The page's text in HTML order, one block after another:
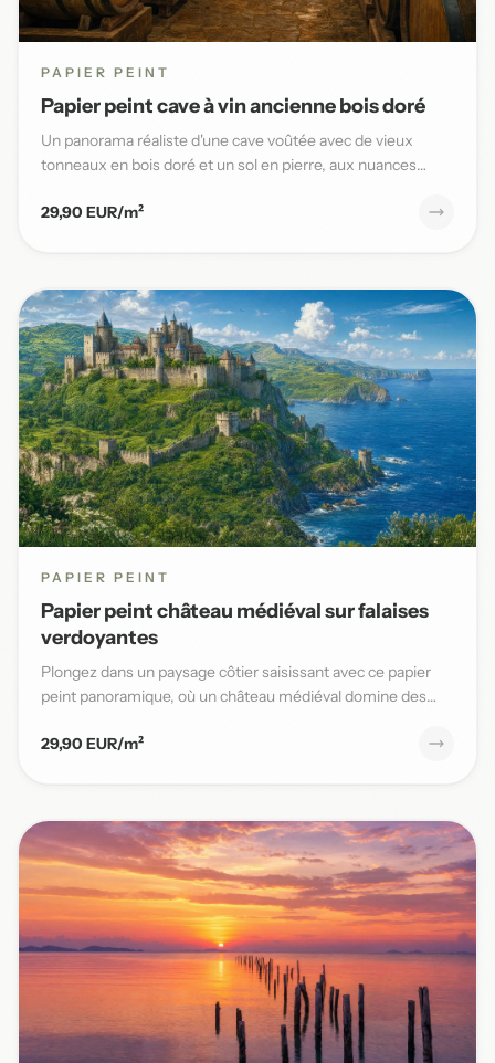
PAPIER PEINT
Papier peint cave à vin ancienne bois doré
Un panorama réaliste d'une cave voûtée avec de vieux
tonneaux en bois doré et un sol en pierre, aux nuances
29,90 EUR/m²
PAPIER PEINT
Papier peint château médiéval sur falaises
verdoyantes
Plongez dans un paysage côtier saisissant avec ce papier
peint panoramique, où un château médiéval domine des
29,90 EUR/m²